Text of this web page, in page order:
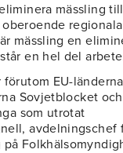
mässling till
regionala
mässling en
en hel del
EU-länderna
Sovjetblocket och
som utrotat
avdelningschef